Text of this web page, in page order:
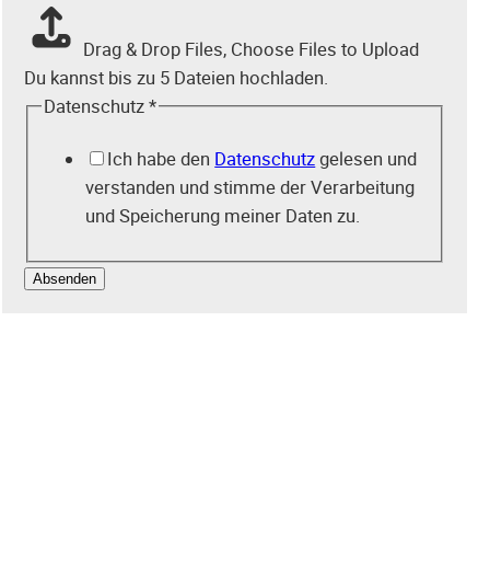
u
r
i
s
Drag & Drop Files, Choose Files to Upload
Du kannst bis zu 5 Dateien hochladen.
Datenschutz*
Ich habe den Datenschutzgelesen und
verstanden und stimme der Verarbeitung
und Speicherung meiner Daten zu.
Absenden